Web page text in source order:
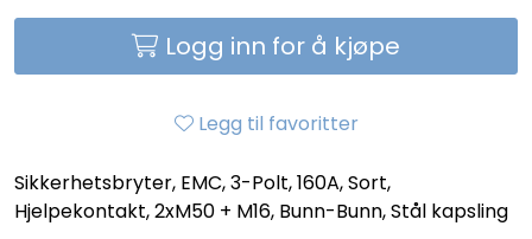
Logg inn for å kjøpe
Legg til favoritter
Sikkerhetsbryter, EMC, 3-Polt, 160A, Sort,
Hjelpekontakt, 2xM50 + M16, Bunn-Bunn, Stål kapsling